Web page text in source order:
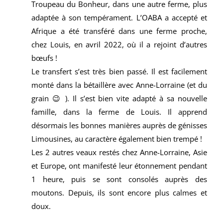
Troupeau du Bonheur, dans une autre ferme, plus
adaptée à son tempérament. L’OABA a accepté et
Afrique a été transféré dans une ferme proche,
chez Louis, en avril 2022, où il a rejoint d’autres
bœufs !
Le transfert s’est très bien passé. Il est facilement
monté dans la bétaillère avec Anne-Lorraine (et du
grain 😉 ). Il s’est bien vite adapté à sa nouvelle
famille, dans la ferme de Louis. Il apprend
désormais les bonnes manières auprès de génisses
Limousines, au caractère également bientrempé !
Les 2 autres veaux restés chez Anne-Lorraine, Asie
et Europe, ont manifesté leur étonnement pendant
1 heure, puis se sont consolés auprès des
moutons. Depuis, ils sont encore plus calmes et
doux.